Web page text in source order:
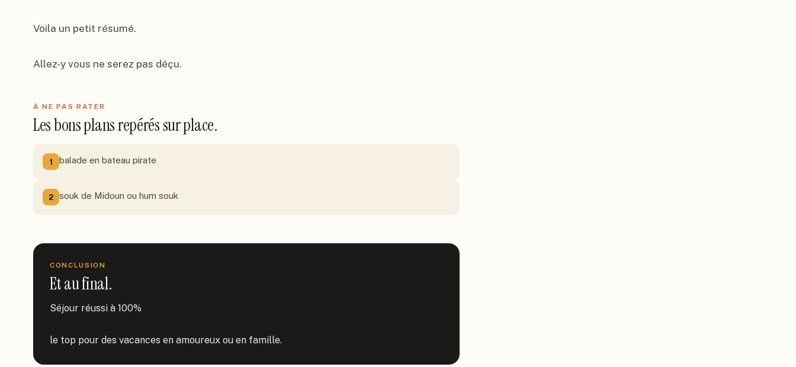
Voila un petit résumé.
Allez-y vous ne serez pas déçu.
À NE PAS RATER
Les bons plans repérés sur place.
1 balade en bateau pirate
2 souk de Midoun ou hum souk
CONCLUSION
Et au final.
Séjour réussi à 100%
le top pour des vacances en amoureux ou en famille.